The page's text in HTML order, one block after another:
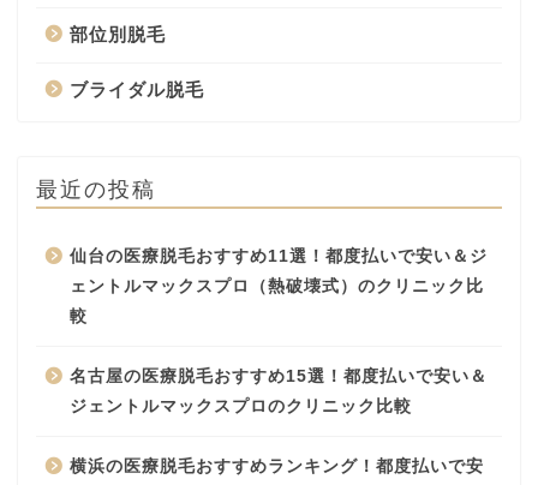
部位別脱毛
ブライダル脱毛
最近の投稿
仙台の医療脱毛おすすめ11選！都度払いで安い＆ジ
ェントルマックスプロ（熱破壊式）のクリニック比
較
名古屋の医療脱毛おすすめ15選！都度払いで安い＆
ジェントルマックスプロのクリニック比較
横浜の医療脱毛おすすめランキング！都度払いで安